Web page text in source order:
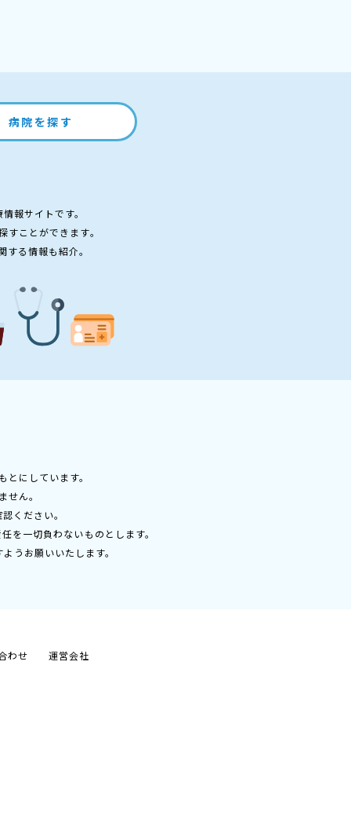
病院を探す
報サイトです。
ことができます。
る情報も紹介。
にしています。
ん。
ください。
を一切負わないものとします。
うお願いいたします。
わせ 運営会社